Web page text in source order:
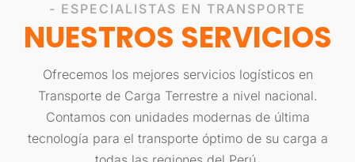
- ESPECIALISTAS EN TRANSPORTE
NUESTROS SERVICIOS
Ofrecemos los mejores servicios logísticos en
Transporte de Carga Terrestre a nivel nacional.
Contamos con unidades modernas de última
tecnología para el transporte óptimo de su carga a